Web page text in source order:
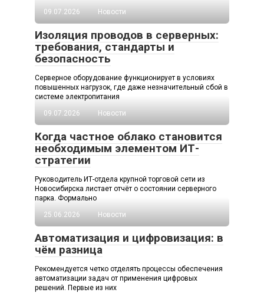
09.07.2026
Новости
Изоляция проводов в серверных:
требования, стандарты и
безопасность
Серверное оборудование функционирует в условиях
повышенных нагрузок, где даже незначительный сбой в
системе электропитания
09.07.2026
Новости
Когда частное облако становится
необходимым элементом ИТ-
стратегии
Руководитель ИТ-отдела крупной торговой сети из
Новосибирска листает отчёт о состоянии серверного
парка. Формально
25.06.2026
Новости
Автоматизация и цифровизация: в
чём разница
Рекомендуется четко отделять процессы обеспечения
автоматизации задач от применения цифровых
решений. Первые из них